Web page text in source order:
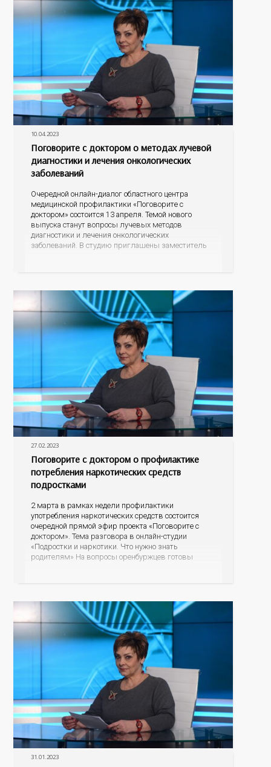
10.04.2023
Поговорите с доктором о методах лучевой
диагностики и лечения онкологических
заболеваний
Очередной онлайн-диалог областного центра
медицинской профилактики «Поговорите с
доктором» состоится 13 апреля. Темой нового
выпуска станут вопросы лучевых методов
диагностики и лечения онкологических
заболеваний. В студию приглашены заместитель
опухоли можно обнаружить с помощью
современных маммографов и компьютерных
27.02.2023
Поговорите с доктором о профилактике
потребления наркотических средств
подростками
2 марта в рамках недели профилактики
употребления наркотических средств состоится
очередной прямой эфир проекта «Поговорите с
доктором». Тема разговора в онлайн-студии
«Подростки и наркотики. Что нужно знать
родителям» На вопросы оренбуржцев готовы
отделением для детей и подростков Элина Балдина.
31.01.2023